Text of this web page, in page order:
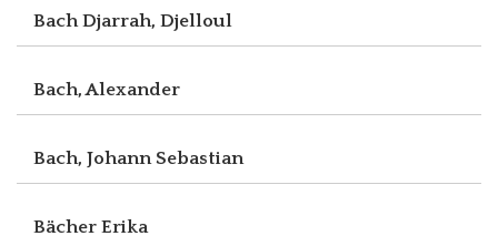
Bach Djarrah, Djelloul
Bach, Alexander
Bach, Johann Sebastian
Bächer Erika